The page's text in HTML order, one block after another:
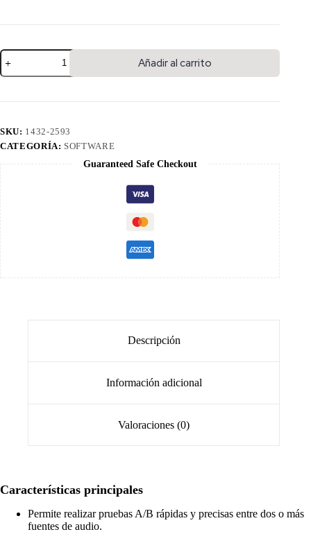
Añadir al carrito
SKU: 1432-2593
CATEGORÍA: SOFTWARE
Guaranteed Safe Checkout
Descripción
Información adicional
Valoraciones (0)
Características principales
Permite realizar pruebas A/B rápidas y precisas entre dos o más
fuentes de audio.